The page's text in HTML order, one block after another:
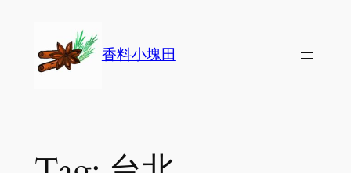
content
香料小塊田